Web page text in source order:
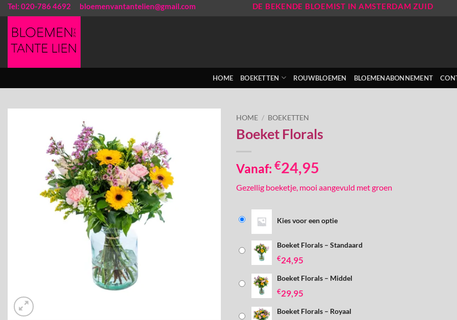
Ga
naar
inhoud
Tel: 020-786 4692 bloemenvantantelien@gmail.com DE BEKENDE BLOEMIST IN AMSTERDAM ZUID
HOME BOEKETTEN ROUWBLOEMEN BLOEMENABONNEMENT
HOME / BOEKETTEN
Boeket Florals
Vanaf: €24,95
Gezellig boeketje, mooi aangevuld met groen
Kies voor een optie
Boeket Florals – Standaard
€24,95
Boeket Florals – Middel
€29,95
Boeket Florals – Royaal